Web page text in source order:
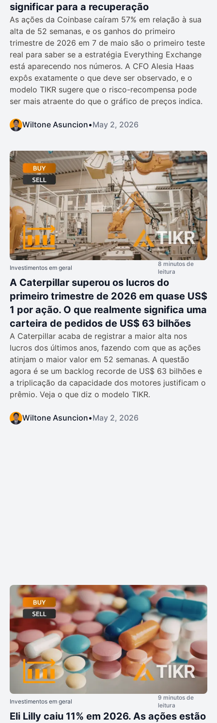
significar para a recuperação
As ações da Coinbase caíram 57% em relação à sua
alta de 52 semanas, e os ganhos do primeiro
trimestre de 2026 em 7 de maio são o primeiro teste
real para saber se a estratégia Everything Exchange
está aparecendo nos números. A CFO Alesia Haas
expôs exatamente o que deve ser observado, e o
modelo TIKR sugere que o risco-recompensa pode
ser mais atraente do que o gráfico de preços indica.
Wiltone Asuncion•May 2, 2026
Investimentos em geral
8 minutos de
leitura
A Caterpillar superou os lucros do
primeiro trimestre de 2026 em quase US$
1 por ação. O que realmente significa uma
carteira de pedidos de US$ 63 bilhões
A Caterpillar acaba de registrar a maior alta nos
lucros dos últimos anos, fazendo com que as ações
atinjam o maior valor em 52 semanas. A questão
agora é se um backlog recorde de US$ 63 bilhões e
a triplicação da capacidade dos motores justificam o
prêmio. Veja o que diz o modelo TIKR.
Wiltone Asuncion•May 2, 2026
Investimentos em geral
9 minutos de
leitura
Eli Lilly caiu 11% em 2026. As ações estão